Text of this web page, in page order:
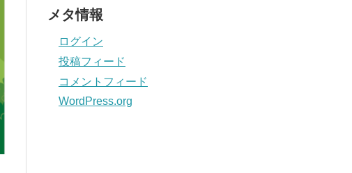
メタ情報
ログイン
投稿フィード
コメントフィード
WordPress.org